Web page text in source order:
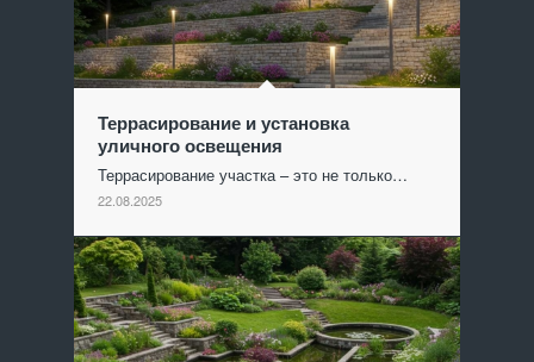
Террасирование и установка
уличного освещения
Террасирование участка – это не только…
22.08.2025